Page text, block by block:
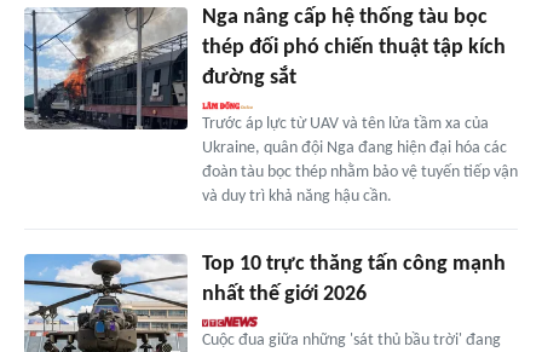
Nga nâng cấp hệ thống tàu bọc
thép đối phó chiến thuật tập kích
đường sắt
Trước áp lực từ UAV và tên lửa tầm xa của
Ukraine, quân đội Nga đang hiện đại hóa các
đoàn tàu bọc thép nhằm bảo vệ tuyến tiếp vận
và duy trì khả năng hậu cần.
Top 10 trực thăng tấn công mạnh
nhất thế giới 2026
Cuộc đua giữa những 'sát thủ bầu trời' đang